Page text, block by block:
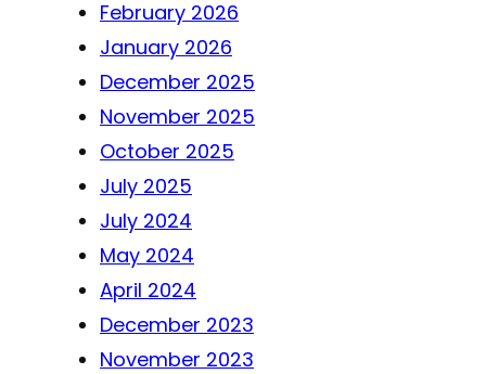
February 2026
January 2026
December 2025
November 2025
October 2025
July 2025
July 2024
May 2024
April 2024
December 2023
November 2023